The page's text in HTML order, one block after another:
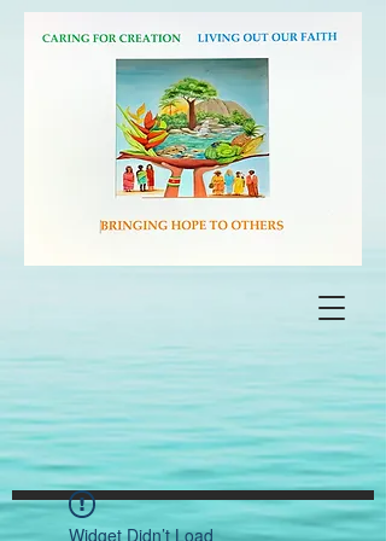
Widget Didn’t Load